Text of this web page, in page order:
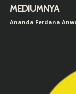
MEDIUMNYA
Ananda Perdana